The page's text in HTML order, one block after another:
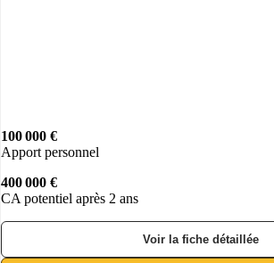
100 000 €
Apport personnel
400 000 €
CA potentiel après 2 ans
Voir la fiche détaillée